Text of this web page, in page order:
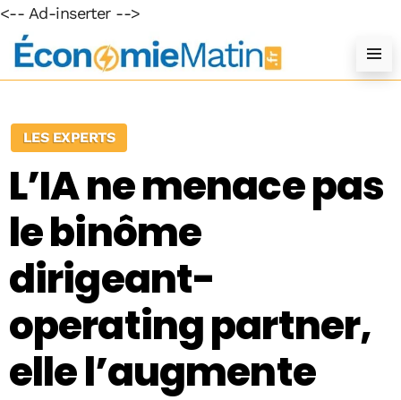
<-- Ad-inserter -->
LES EXPERTS
L’IA ne menace pas
le binôme
dirigeant-
operating partner,
elle l’augmente